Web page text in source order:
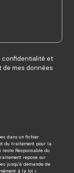
confidentialité et
de mes données
dans un fichier
du traitement pour la
Responsable du
repose sur
jusqu'à demande de
à la loi «